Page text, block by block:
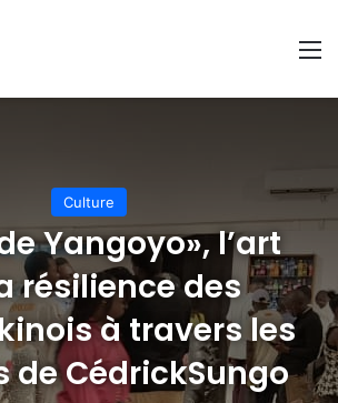
Culture
Yangoyo», l’art
résilience des
à travers les
CédrickSungo